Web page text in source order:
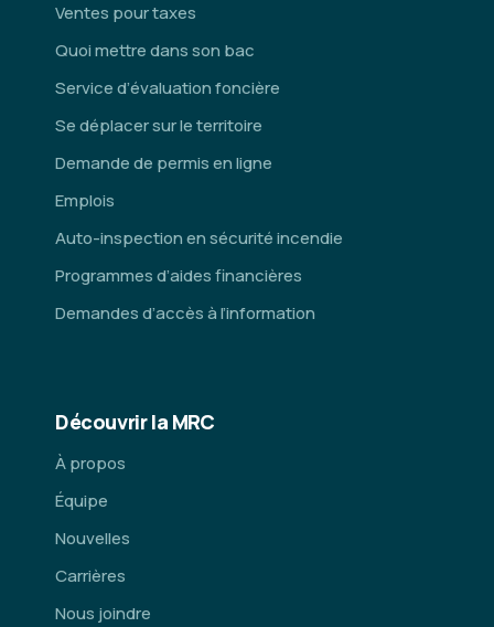
Ventes pour taxes
Quoi mettre dans son bac
Service d’évaluation foncière
Se déplacer sur le territoire
Demande de permis en ligne
Emplois
Auto-inspection en sécurité incendie
Programmes d’aides financières
Demandes d’accès à l’information
Découvrir la MRC
À propos
Équipe
Nouvelles
Carrières
Nous joindre